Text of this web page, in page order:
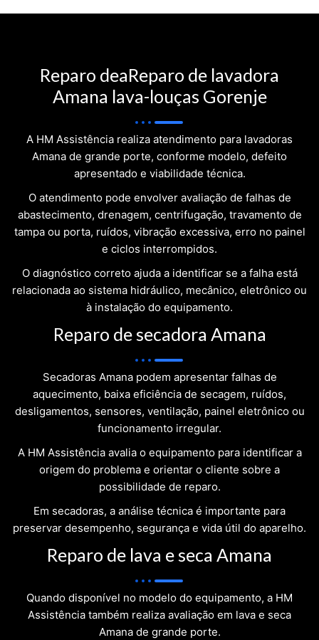
Reparo deaReparo de lavadora
Amana lava-louças Gorenje
A HM Assistência realiza atendimento para lavadoras
Amana de grande porte, conforme modelo, defeito
apresentado e viabilidade técnica.
O atendimento pode envolver avaliação de falhas de
abastecimento, drenagem, centrifugação, travamento de
tampa ou porta, ruídos, vibração excessiva, erro no painel
e ciclos interrompidos.
O diagnóstico correto ajuda a identificar se a falha está
relacionada ao sistema hidráulico, mecânico, eletrônico ou
à instalação do equipamento.
Reparo de secadora Amana
Secadoras Amana podem apresentar falhas de
aquecimento, baixa eficiência de secagem, ruídos,
desligamentos, sensores, ventilação, painel eletrônico ou
funcionamento irregular.
A HM Assistência avalia o equipamento para identificar a
origem do problema e orientar o cliente sobre a
possibilidade de reparo.
Em secadoras, a análise técnica é importante para
preservar desempenho, segurança e vida útil do aparelho.
Reparo de lava e seca Amana
Quando disponível no modelo do equipamento, a HM
Assistência também realiza avaliação em lava e seca
Amana de grande porte.